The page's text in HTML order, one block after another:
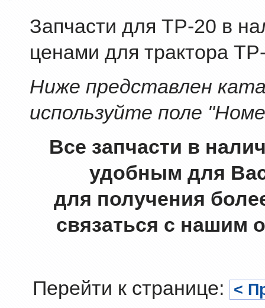
Запчасти для ТР-20 в
ценами для трактора
Ниже представлен
используйте поле
Все запчасти в
удобным для
для получения
связаться с нашим
Перейти к странице: <